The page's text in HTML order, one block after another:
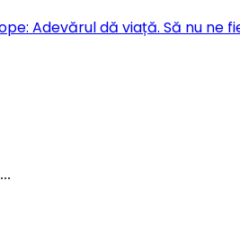
Adevărul dă viață. Să nu